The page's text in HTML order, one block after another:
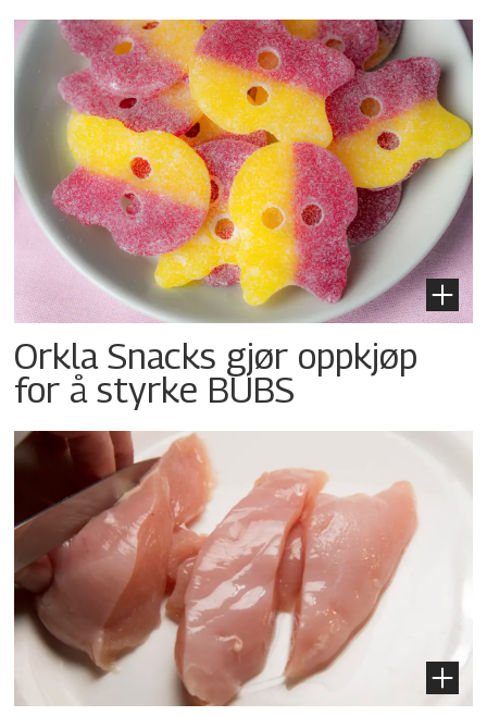
Orkla Snacks gjør oppkjøp
for å styrke BUBS